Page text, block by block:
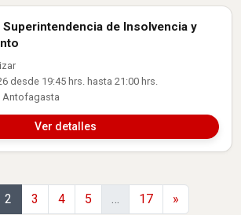
Superintendencia de Insolvencia y
desde 19:45 hrs. hasta 21:00 hrs.
Antofagasta
Ver detalles
2 3 4 5 … 17 »Siguiente